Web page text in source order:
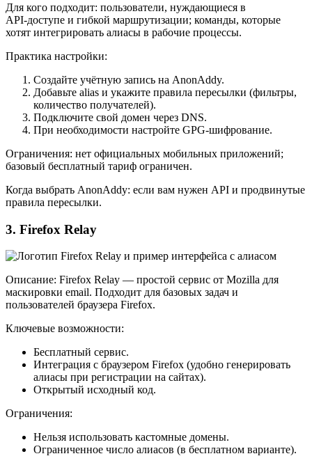
Для кого подходит: пользователи, нуждающиеся в
API‑доступе и гибкой маршрутизации; команды, которые
хотят интегрировать алиасы в рабочие процессы.
Практика настройки:
Создайте учётную запись на AnonAddy.
Добавьте alias и укажите правила пересылки (фильтры,
количество получателей).
Подключите свой домен через DNS.
При необходимости настройте GPG‑шифрование.
Ограничения: нет официальных мобильных приложений;
базовый бесплатный тариф ограничен.
Когда выбрать AnonAddy: если вам нужен API и продвинутые
правила пересылки.
3. Firefox Relay
Описание: Firefox Relay — простой сервис от Mozilla для
маскировки email. Подходит для базовых задач и
пользователей браузера Firefox.
Ключевые возможности:
Бесплатный сервис.
Интеграция с браузером Firefox (удобно генерировать
алиасы при регистрации на сайтах).
Открытый исходный код.
Ограничения:
Нельзя использовать кастомные домены.
Ограниченное число алиасов (в бесплатном варианте).